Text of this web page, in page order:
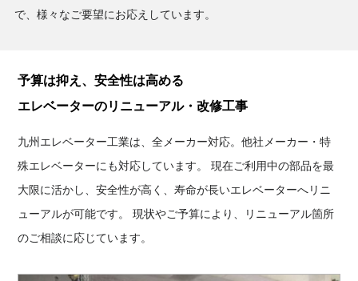
で、様々なご要望にお応えしています。
予算は抑え、安全性は高める
エレベーターのリニューアル・改修工事
九州エレベーター工業は、全メーカー対応。他社メーカー・特
殊エレベーターにも対応しています。
現在ご利用中の部品を最
大限に活かし、安全性が高く、寿命が長いエレベーターへリニ
ューアルが可能です。
現状やご予算により、リニューアル箇所
のご相談に応じています。